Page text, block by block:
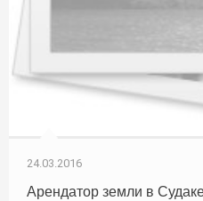
24.03.2016
Арендатор земли в